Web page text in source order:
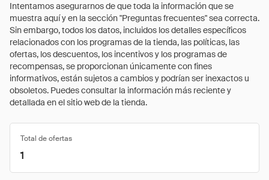
Intentamos asegurarnos de que toda la información que se
muestra aquí y en la sección "Preguntas frecuentes" sea correcta.
Sin embargo, todos los datos, incluidos los detalles específicos
relacionados con los programas de la tienda, las políticas, las
ofertas, los descuentos, los incentivos y los programas de
recompensas, se proporcionan únicamente con fines
informativos, están sujetos a cambios y podrían ser inexactos u
obsoletos. Puedes consultar la información más reciente y
detallada en el sitio web de la tienda.
Total de ofertas
1